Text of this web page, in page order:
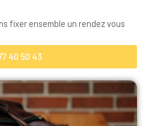
fixer ensemble un rendez vous
40 50 43